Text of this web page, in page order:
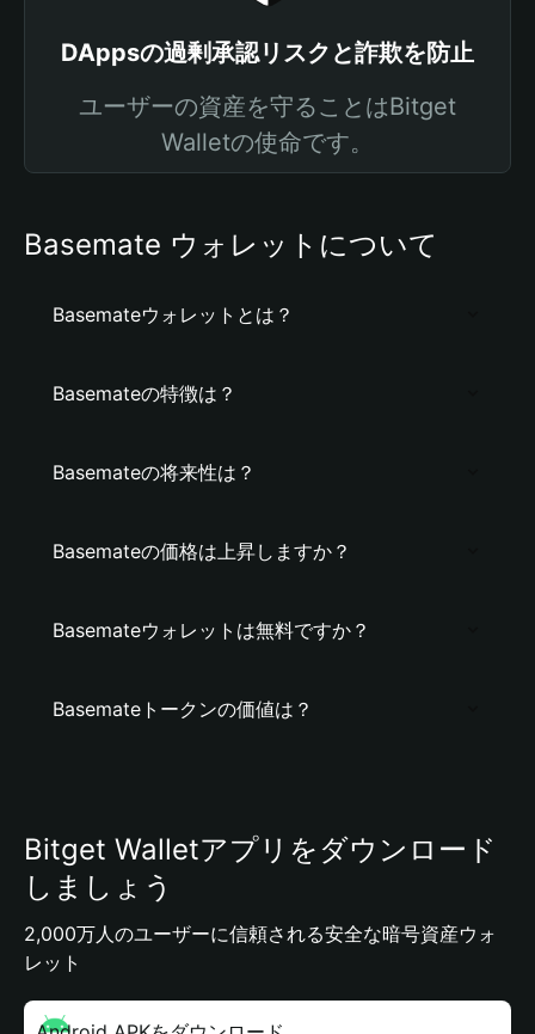
DAppsの過剰承認リスクと詐欺を防止
ユーザーの資産を守ることはBitget
Walletの使命です。
Basemate ウォレットについて
Basemateウォレットとは？
Basemateの特徴は？
Basemateの将来性は？
Basemateの価格は上昇しますか？
Basemateウォレットは無料ですか？
Basemateトークンの価値は？
Bitget Walletアプリをダウンロード
しましょう
2,000万人のユーザーに信頼される安全な暗号資産ウォ
レット